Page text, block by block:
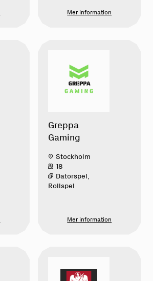
Mer information
Greppa
Gaming
Stockholm
18
Datorspel,
Rollspel
Mer information